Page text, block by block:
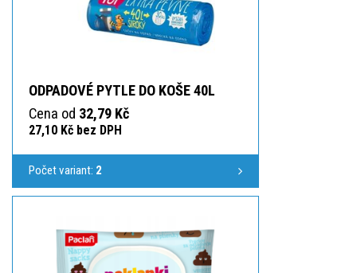
ODPADOVÉ PYTLE DO KOŠE 40L
Cena od 32,79 Kč
27,10 Kč bez DPH
Počet variant: 2